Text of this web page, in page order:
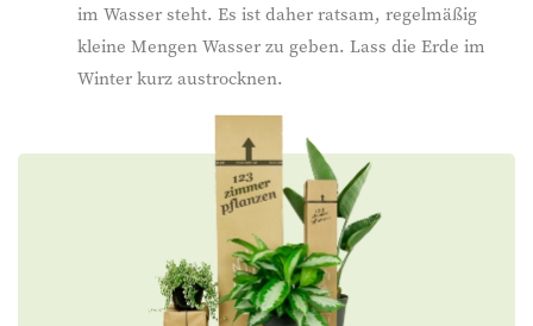
im Wasser steht. Es ist daher ratsam, regelmäßig
kleine Mengen Wasser zu geben. Lass die Erde im
Winter kurz austrocknen.